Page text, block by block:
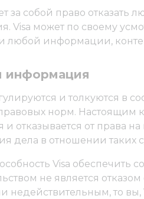
за собой право
Visa может по своему
любой информации,
информация
и толкуются в
норм. Настоящим
и отказывается от права
дела в отношении таких
Visa обеспечить
не является
недействительным, то вы,